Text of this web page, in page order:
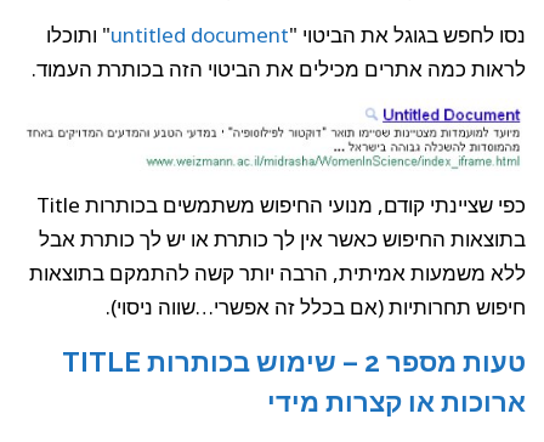
נסו לחפש בגוגל את הביטוי "untitled document" ותוכלו
לראות כמה אתרים מכילים את הביטוי הזה בכותרת העמוד.
כפי שציינתי קודם, מנועי החיפוש משתמשים בכותרות Title
בתוצאות החיפוש כאשר אין לך כותרת או יש לך כותרת אבל
ללא משמעות אמיתית, הרבה יותר קשה להתמקם בתוצאות
חיפוש תחרותיות (אם בכלל זה אפשרי…שווה ניסוי).
טעות מספר 2 – שימוש בכותרות TITLE
ארוכות או קצרות מידי